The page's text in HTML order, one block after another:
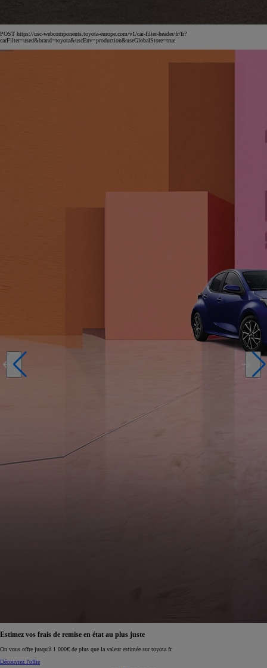
POST https://usc-webcomponents.toyota-europe.com/v1/car-filter-header/fr/fr?
carFilter=used&brand=toyota&uscEnv=production&useGlobalStore=true
Réservez en ligne votre occasion pour 1€ seulement
Réservez en ligne